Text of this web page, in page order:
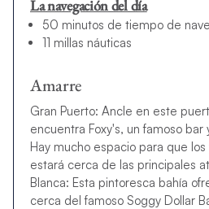
La navegación del día
50 minutos de tiempo de
11 millas náuticas
Amarre
Gran Puerto: Ancle en este
encuentra Foxy's, un famoso
Hay mucho espacio para que
estará cerca de las principales
Blanca: Esta pintoresca bahía
cerca del famoso Soggy Dollar